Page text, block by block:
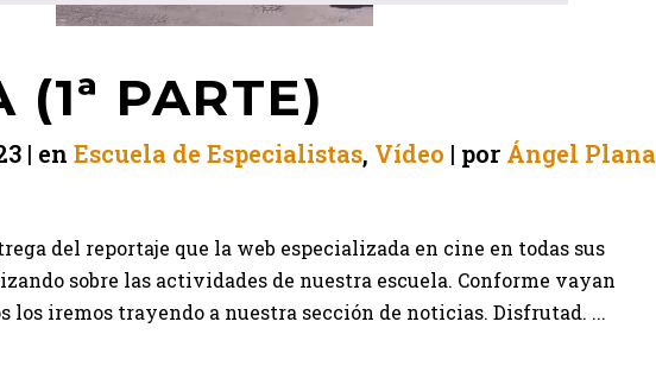
(1ª PARTE)
en Escuela de Especialistas, Vídeo por Ángel Plana
del reportaje que la web especializada en cine en todas sus
sobre las actividades de nuestra escuela. Conforme vayan
los iremos trayendo a nuestra sección de noticias. Disfrutad. ...